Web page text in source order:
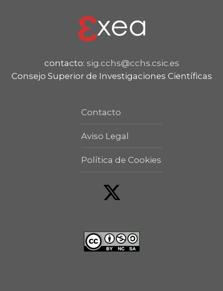
contacto: sig.cchs@cchs.csic.es
Consejo Superior de Investigaciones Científicas
Contacto
Aviso Legal
Política de Cookies